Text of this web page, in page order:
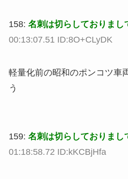
158: 名刺は切らしておりまし
00:13:07.51 ID:8O+CLyDK
軽量化前の昭和のポンコツ車
う
159: 名刺は切らしておりまし
01:18:58.72 ID:kKCBjHfa